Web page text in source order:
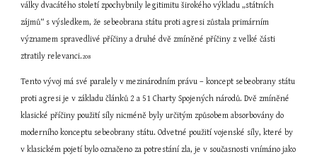
války dvacátého století zpochybnily legitimitu širokého výkladu „státních
zájmů“ s výsledkem, že sebeobrana státu proti agresi zůstala primárním
významem spravedlivé příčiny a druhé dvě zmíněné příčiny z velké části
ztratily relevanci.208
Tento vývoj má své paralely v mezinárodním právu – koncept sebeobrany státu
proti agresi je v základu článků 2 a 51 Charty Spojených národů. Dvě zmíněné
klasické příčiny použití síly nicméně byly určitým způsobem absorbovány do
moderního konceptu sebeobrany státu. Odvetné použití vojenské síly, které by
v klasickém pojetí bylo označeno za potrestání zla, je v současnosti vnímáno jako